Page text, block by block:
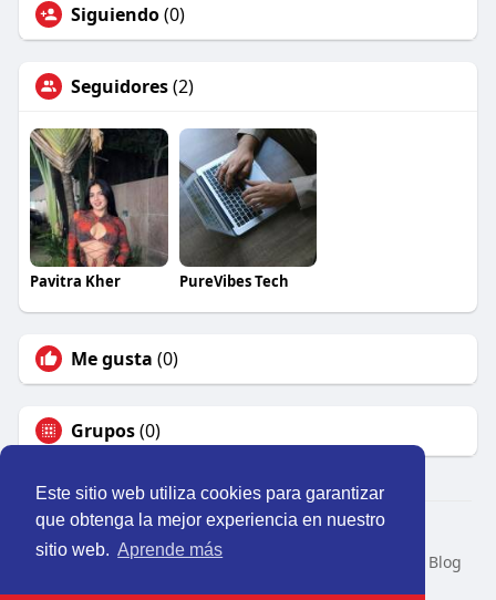
Este sitio web utiliza cookies para garantizar
que obtenga la mejor experiencia en nuestro
sitio web. Aprende más
Siguiendo(0)
Seguidores(2)
Pavitra Kher PureVibes Tech
Me gusta (0)
Grupos(0)
© 2026 Perú Activo
Inicio
Nosotros Contacto
Blog